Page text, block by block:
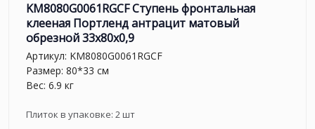
KM8080G0061RGCF Ступень фронтальная
клееная Портленд антрацит матовый
обрезной 33x80x0,9
Артикул: KM8080G0061RGCF
Размер: 80*33 см
Вес: 6.9 кг
Плиток в упаковке: 2шт